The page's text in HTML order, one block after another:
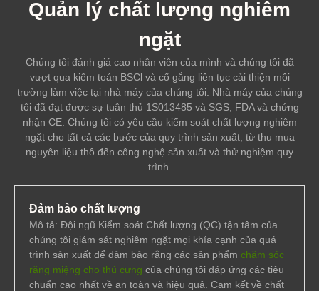
Quản lý chất lượng nghiêm
ngặt
Chúng tôi đánh giá cao nhân viên của mình và chúng tôi đã
vượt qua kiểm toán BSCl và cố gắng liên tục cải thiện môi
trường làm việc tại nhà máy của chúng tôi. Nhà máy của chúng
tôi đã đạt được sự tuân thủ 1S013485 và SGS, FDA và chứng
nhận CE. Chúng tôi có yêu cầu kiểm soát chất lượng nghiêm
ngặt cho tất cả các bước của quy trình sản xuất, từ thu mua
nguyên liệu thô đến công nghệ sản xuất và thử nghiệm quy
trình.
Đảm bảo chất lượng
Mô tả: Đội ngũ Kiểm soát Chất lượng (QC) tận tâm của
chúng tôi giám sát nghiêm ngặt mọi khía cạnh của quá
trình sản xuất để đảm bảo rằng các sản phẩm chăm sóc
răng miệng cho thú cưng của chúng tôi đáp ứng các tiêu
chuẩn cao nhất về an toàn và hiệu quả. Cam kết về chất